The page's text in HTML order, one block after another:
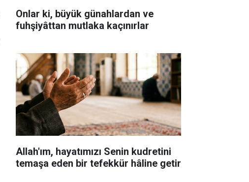
Onlar ki, büyük günahlardan ve
fuhşiyâttan mutlaka kaçınırlar
Allah'ım, hayatımızı Senin kudretini
temaşa eden bir tefekkür hâline getir